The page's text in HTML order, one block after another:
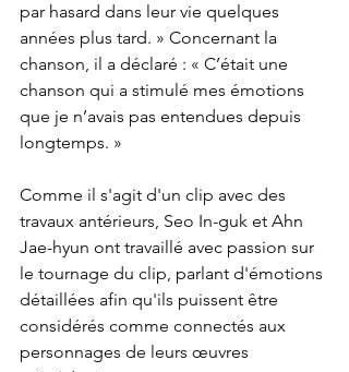
par hasard dans leur vie quelques
années plus tard. » Concernant la
chanson, il a déclaré : « C’était une
chanson qui a stimulé mes émotions
que je n’avais pas entendues depuis
longtemps. »
Comme il s'agit d'un clip avec des
travaux antérieurs, Seo In-guk et Ahn
Jae-hyun ont travaillé avec passion sur
le tournage du clip, parlant d'émotions
détaillées afin qu'ils puissent être
considérés comme connectés aux
personnages de leurs œuvres